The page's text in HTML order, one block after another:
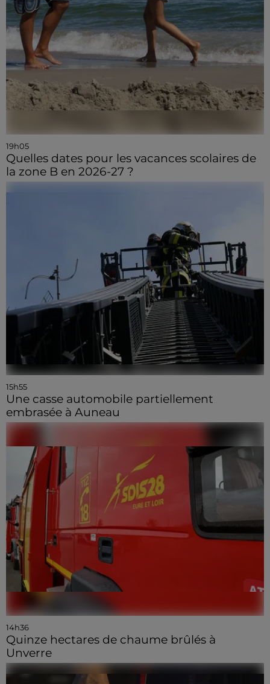
19h05
Quelles dates pour les vacances scolaires de
la zone B en 2026-27 ?
15h55
Une casse automobile partiellement
embrasée à Auneau
14h36
Quinze hectares de chaume brûlés à
Unverre